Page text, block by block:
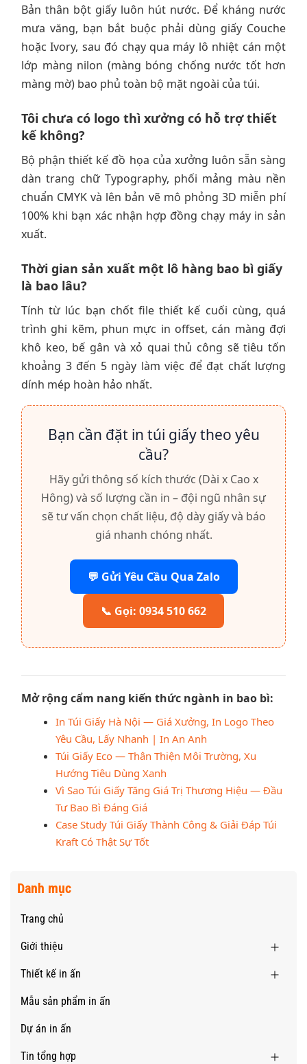
Bản thân bột giấy luôn hút nước. Để kháng nước
mưa văng, bạn bắt buộc phải dùng giấy Couche
hoặc Ivory, sau đó chạy qua máy lô nhiệt cán một
lớp màng nilon (màng bóng chống nước tốt hơn
màng mờ) bao phủ toàn bộ mặt ngoài của túi.
Tôi chưa có logo thì xưởng có hỗ trợ thiết
kế không?
Bộ phận thiết kế đồ họa của xưởng luôn sẵn sàng
dàn trang chữ Typography, phối mảng màu nền
chuẩn CMYK và lên bản vẽ mô phỏng 3D miễn phí
100% khi bạn xác nhận hợp đồng chạy máy in sản
xuất.
Thời gian sản xuất một lô hàng bao bì giấy
là bao lâu?
Tính từ lúc bạn chốt file thiết kế cuối cùng, quá
trình ghi kẽm, phun mực in offset, cán màng đợi
khô keo, bế gân và xỏ quai thủ công sẽ tiêu tốn
khoảng 3 đến 5 ngày làm việc để đạt chất lượng
dính mép hoàn hảo nhất.
Bạn cần đặt in túi giấy theo yêu
cầu?
Hãy gửi thông số kích thước (Dài x Cao x
Hông) và số lượng cần in – đội ngũ nhân sự
sẽ tư vấn chọn chất liệu, độ dày giấy và báo
giá nhanh chóng nhất.
💬 Gửi Yêu Cầu Qua Zalo
📞 Gọi: 0934 510 662
Mở rộng cẩm nang kiến thức ngành in bao bì:
In Túi Giấy Hà Nội — Giá Xưởng, In Logo Theo
Yêu Cầu, Lấy Nhanh | In An Anh
Túi Giấy Eco — Thân Thiện Môi Trường, Xu
Hướng Tiêu Dùng Xanh
Vì Sao Túi Giấy Tăng Giá Trị Thương Hiệu — Đầu
Tư Bao Bì Đáng Giá
Case Study Túi Giấy Thành Công & Giải Đáp Túi
Kraft Có Thật Sự Tốt
Danh mục
Trang chủ
Giới thiệu
Thiết kế in ấn
Mẫu sản phẩm in ấn
Dự án in ấn
Tin tổng hợp